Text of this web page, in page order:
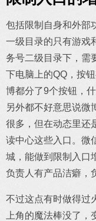
包括限制自身和外部
一级目录的只有游戏
务号二级目录下，需
下电脑上的QQ，按
博都分了9个按钮，
另外都不好意思说微
很多，但在动态里还
读中心这些入口。微
城，能做到限制入口
负责人有产品洁癖，
不过这点有时做得过
上角的魔法棒没了